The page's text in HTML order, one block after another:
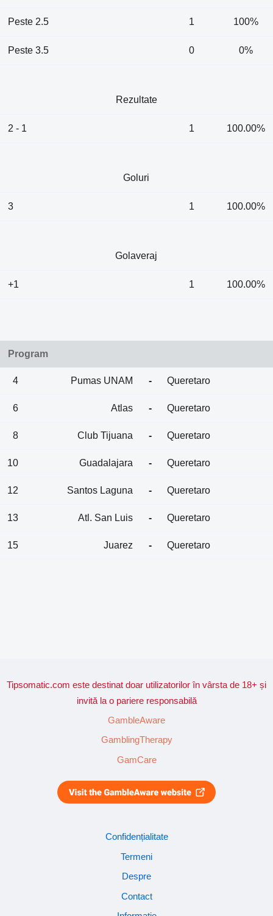
Peste 2.5 1 100%
Peste 3.5 0 0%
Rezultate
2 - 1 1 100.00%
Goluri
3 1 100.00%
Golaveraj
+1 1 100.00%
Program
4 Pumas UNAM - Queretaro
6 Atlas - Queretaro
8 Club Tijuana - Queretaro
10 Guadalajara - Queretaro
12 Santos Laguna - Queretaro
13 Atl. San Luis - Queretaro
15 Juarez - Queretaro
Tipsomatic.com este destinat doar utilizatorilor în vârsta de 18+ și
invită la o pariere responsabilă
GambleAware
GamblingTherapy
GamCare
Confidențialitate
Termeni
Despre
Contact